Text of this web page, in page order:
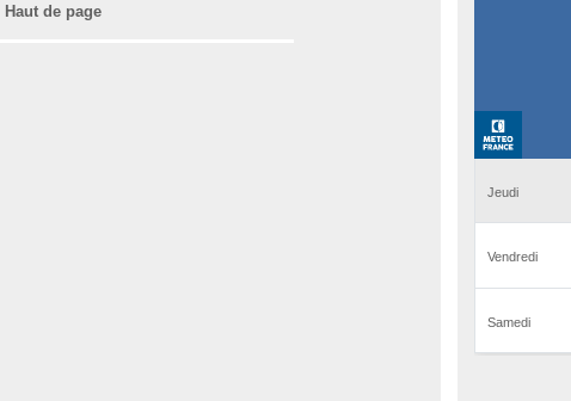
Haut de page